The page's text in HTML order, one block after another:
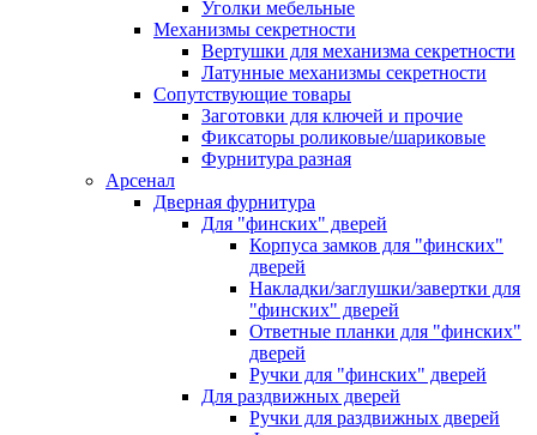
Уголки мебельные
Механизмы секретности
Вертушки для механизма секретности
Латунные механизмы секретности
Сопутствующие товары
Заготовки для ключей и прочие
Фиксаторы роликовые/шариковые
Фурнитура разная
Арсенал
Дверная фурнитура
Для "финских" дверей
Корпуса замков для "финских"
дверей
Накладки/заглушки/завертки для
"финских" дверей
Ответные планки для "финских"
дверей
Ручки для "финских" дверей
Для раздвижных дверей
Ручки для раздвижных дверей